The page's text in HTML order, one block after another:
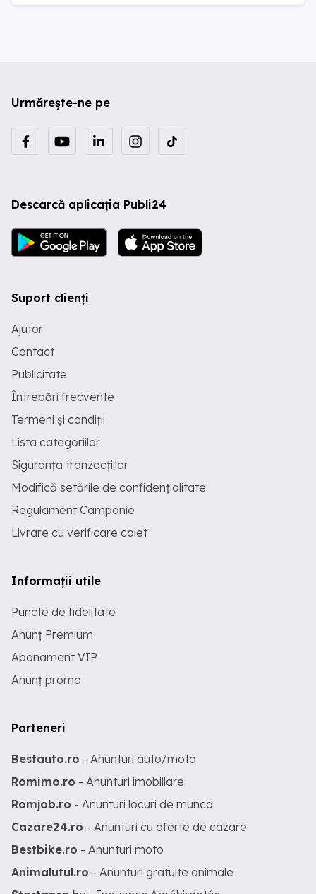
Urmărește-ne pe
Descarcă aplicația Publi24
Suport clienți
Ajutor
Contact
Publicitate
Întrebări frecvente
Termeni și condiții
Lista categoriilor
Siguranța tranzacțiilor
Modifică setările de confidențialitate
Regulament Campanie
Livrare cu verificare colet
Informații utile
Puncte de fidelitate
Anunț Premium
Abonament VIP
Anunț promo
Parteneri
Bestauto.ro - Anunturi auto/moto
Romimo.ro - Anunturi imobiliare
Romjob.ro - Anunturi locuri de munca
Cazare24.ro - Anunturi cu oferte de cazare
Bestbike.ro - Anunturi moto
Animalutul.ro - Anunturi gratuite animale